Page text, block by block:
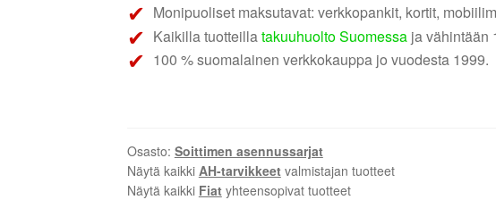
Monipuoliset maksutavat: verkkopankit, kortit,
Kaikilla tuotteillatakuuhuolto Suomessaja vähintään
100 % suomalainen verkkokauppa jo vuodesta 1999.
Osasto: Soittimen asennussarjat
Näytä kaikki AH-tarvikkeetvalmistajan tuotteet
Näytä kaikki Fiatyhteensopivat tuotteet